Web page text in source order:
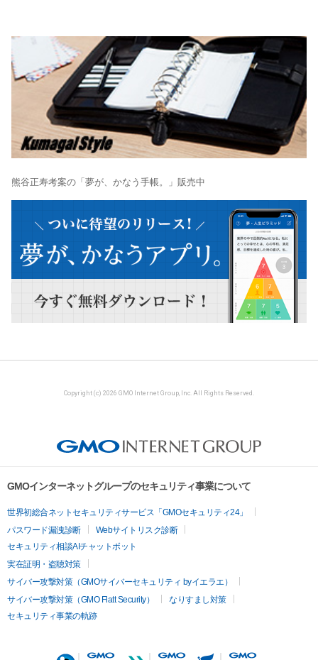
熊谷正寿考案の「夢が、かなう手帳。」販売中
Copyright (c) 2026 GMO Internet Group, Inc. All Rights Reserved.
GMOインターネットグループのセキュリティ事業について
世界初総合ネットセキュリティサービス「GMOセキュリティ24」
パスワード漏洩診断
Webサイトリスク診断
セキュリティ相談AIチャットボット
実在証明・盗聴対策
サイバー攻撃対策（GMOサイバーセキュリティ byイエラエ）
サイバー攻撃対策（GMO Flatt Security）
なりすまし対策
セキュリティ事業の軌跡